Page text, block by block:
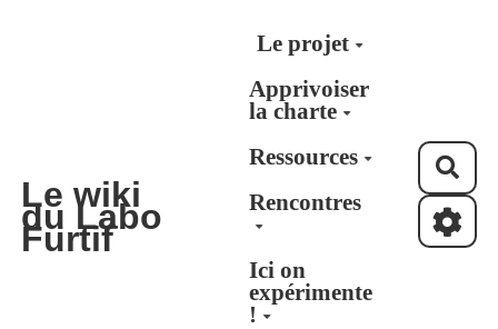
Aller au contenu principal
Le wiki
du Labo
Furtif
Le projet
Apprivoiser
la charte
Ressources
Rencontres
Ici on
expérimente
!